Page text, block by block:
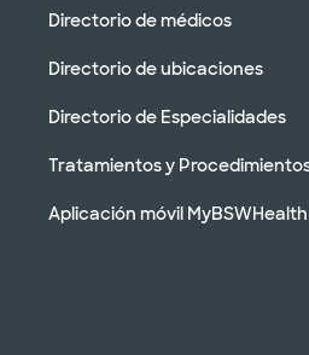
Directorio de médicos
Directorio de ubicaciones
Directorio de Especialidades
Tratamientos y
Aplicación móvil MyBSWHealth